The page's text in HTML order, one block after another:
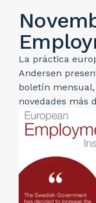
La práctica
Andersen
boletín
novedades más